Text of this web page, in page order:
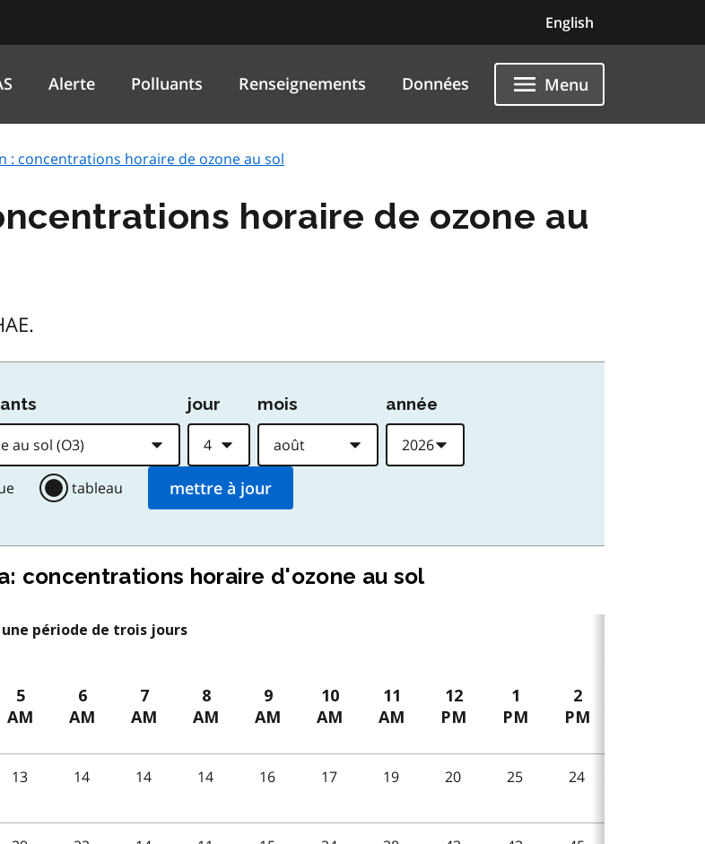
English
Alerte Polluants Renseignements Données Menu
: concentrations horaire de ozone au sol
horaire de ozone au